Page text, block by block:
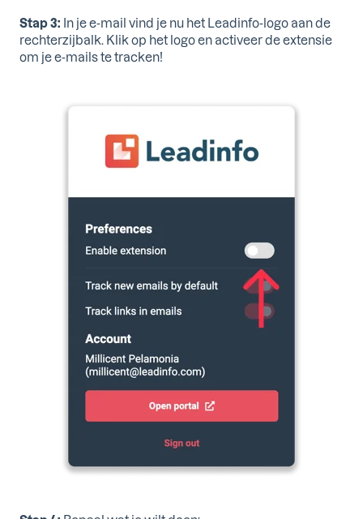
Stap 3: In je e-mail vind je nu het Leadinfo-logo aan de
rechterzijbalk. Klik op het logo en activeer de extensie
om je e-mails te tracken!